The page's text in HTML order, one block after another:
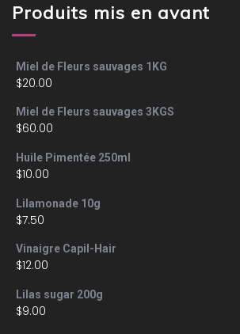
Produits mis en avant
Miel de Fleurs sauvages 1KG
$20.00
Miel de Fleurs sauvages 3KGS
$60.00
Huile Pimentée 250ml
$10.00
Lilamonade 10g
$7.50
Vinaigre Capil-Hair
$12.00
Lilas sugar 200g
$9.00